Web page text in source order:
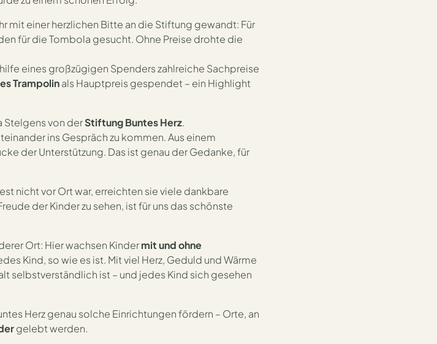
mit einer herzlichen Bitte an die Stiftung gewandt: Für
für die Tombola gesucht. Ohne Preise drohte die
eines großzügigen Spenders zahlreiche Sachpreise
Trampolinals Hauptpreis gespendet – ein Highlight
Stelgens von derStiftung Buntes Herz.
ins Gespräch zu kommen. Aus einem
der Unterstützung. Das ist genau der Gedanke, für
nicht vor Ort war, erreichten sie viele dankbare
der Kinder zu sehen, ist für uns das schönste
Ort: Hier wachsen Kindermit und ohne
Kind, so wie es ist. Mit viel Herz, Geduld und Wärme
selbstverständlich ist – und jedes Kind sich gesehen
Herz genau solche Einrichtungen fördern – Orte, an
gelebt werden.